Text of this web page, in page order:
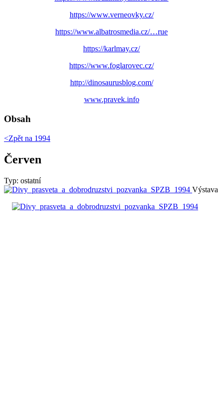
https://www.verneovky.cz/
https://www.albatrosmedia.cz/…rue
https://karlmay.cz/
https://www.foglarovec.cz/
http://dinosaurusblog.com/
www.pravek.info
Obsah
<Zpět na 1994
Červen
Typ: ostatní
Výstava